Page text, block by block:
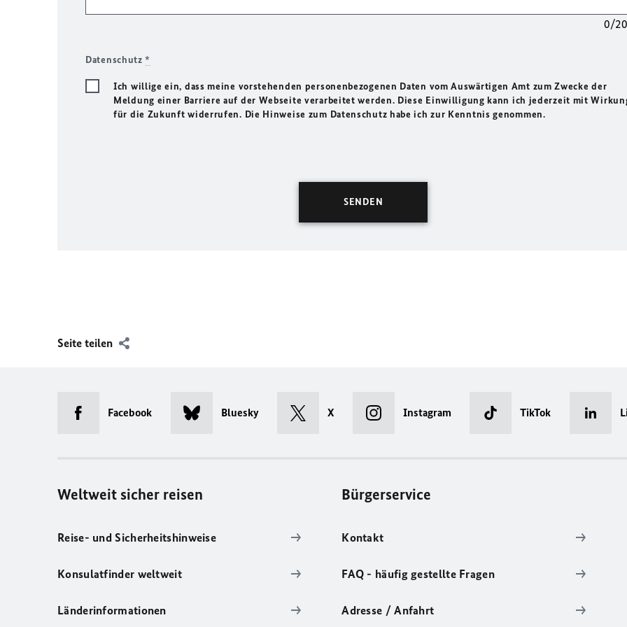
0/
Datenschutz*
Ich willige ein, dass meine vorstehenden personenbezogenen Daten vom Auswärtigen Amt zum Zwecke der
Meldung einer Barriere auf der Webseite verarbeitet werden. Diese Einwilligung kann ich jederzeit mit
für die Zukunft widerrufen. Die Hinweise zum Datenschutz habe ich zur Kenntnis genommen.
Seite teilen
Facebook Bluesky X Instagram TikTok
Weltweit sicher reisen
Reise- und Sicherheitshinweise
Konsulatfinder weltweit
Länderinformationen
Bürgerservice
Kontakt
FAQ - häufig gestellte Fragen
Adresse / Anfahrt